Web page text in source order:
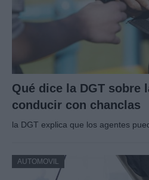
Qué dice la DGT sobre
conducir con chanclas
la DGT explica que los agentes
AUTOMOVIL